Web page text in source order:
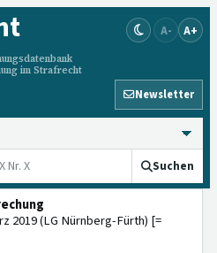
im Strafrecht
A- A+
Newsletter
Suchen
2019 (LG Nürnberg-Fürth) [=